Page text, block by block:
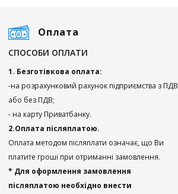
Оплата
СПОСОБИ ОПЛАТИ
1. Безготівкова оплата:
-на розрахунковий рахунок підприємства з ПДВ
або без ПДВ;
- на карту Приватбанку.
2.Оплата післяплатою.
Оплата методом післяплати означає, що Ви
платите гроші при отриманні замовлення.
* Для оформлення замовлення
післяплатою необхідно внести